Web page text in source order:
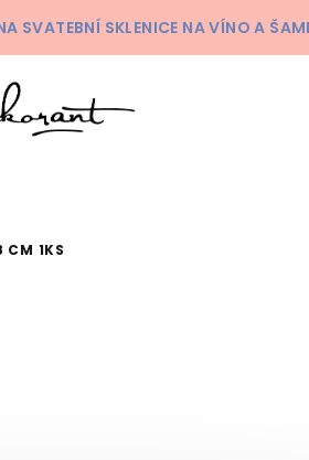
SVATEBNÍ SKLENICE NA VÍNO A
CM 1KS